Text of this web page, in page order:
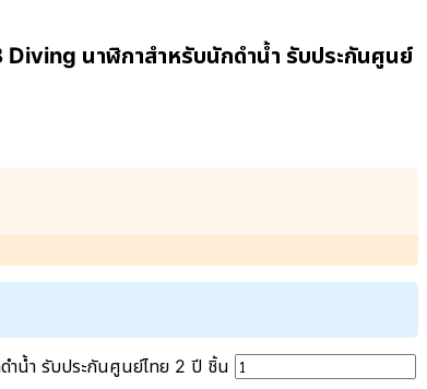
นาฬิกาสำหรับนักดำน้ำ รับประกันศูนย์
น้ำ รับประกันศูนย์ไทย 2 ปี ชิ้น